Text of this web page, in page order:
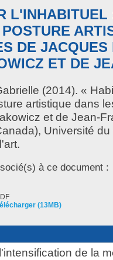
DE
ET DE
(2014). «
artistique dans
et de Jean-
Université
à ce document :
(13MB)
de la